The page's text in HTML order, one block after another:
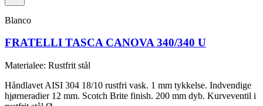
Blanco
FRATELLI TASCA CANOVA 340/340 U
Materialee: Rustfrit stål
Håndlavet AISI 304 18/10 rustfri vask. 1 mm tykkelse. Indvendige
hjørneradier 12 mm. Scotch Brite finish. 200 mm dyb. Kurveventil i